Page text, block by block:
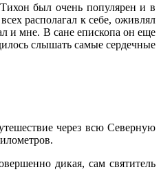
был очень популярен и в
располагал к себе, оживлял
и мне. В сане епископа он еще
слышать самые сердечные
через всю Северную
дикая, сам святитель